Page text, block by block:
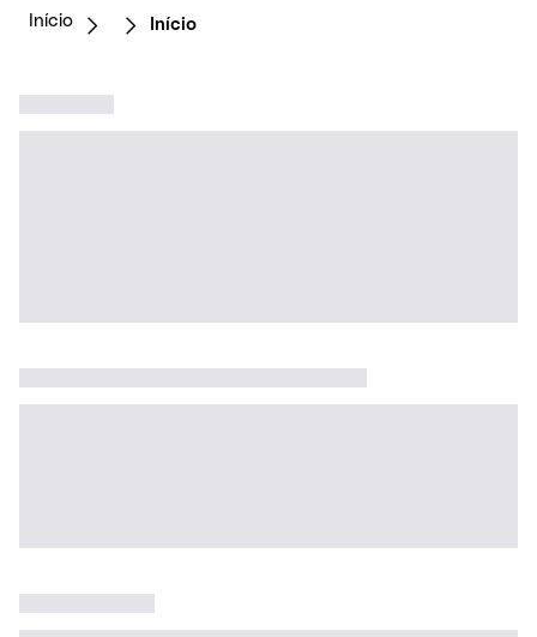
Início Início